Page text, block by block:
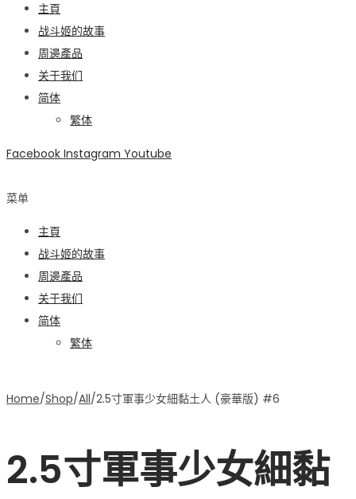
主頁
战斗姬的故事
周邊產品
关于我们
简体
繁体
Facebook Instagram Youtube
菜单
主頁
战斗姬的故事
周邊產品
关于我们
简体
繁体
Home/Shop/All/2.5寸軍事少女細黏土人 (豪華版) #6
2.5寸軍事少女細黏